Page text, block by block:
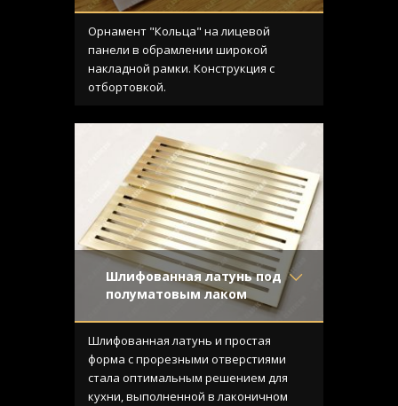
Материал- Нержавеющая
сталь
Отделка- Шлифованная
нержавейка
Узор- Кольца
Конструкция
Орнамент "Кольца" на лицевой
панели в обрамлении широкой
накладной рамки. Конструкция с
отбортовкой.
Шлифованная латунь под
полуматовым лаком
Материал- Латунь
Отделка- Шлифованная
латунь
Узор - Щелевой
Конструкция- С отбортовкой
Шлифованная латунь и простая
форма с прорезными отверстиями
стала оптимальным решением для
кухни, выполненной в лаконичном